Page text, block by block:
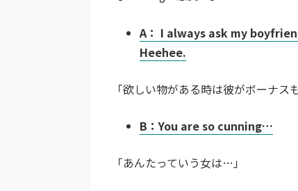
A： I always ask my
Heehee.
「欲しい物がある時は彼がボーナス
B：You are so cunning…
「あんたっていう女は…」